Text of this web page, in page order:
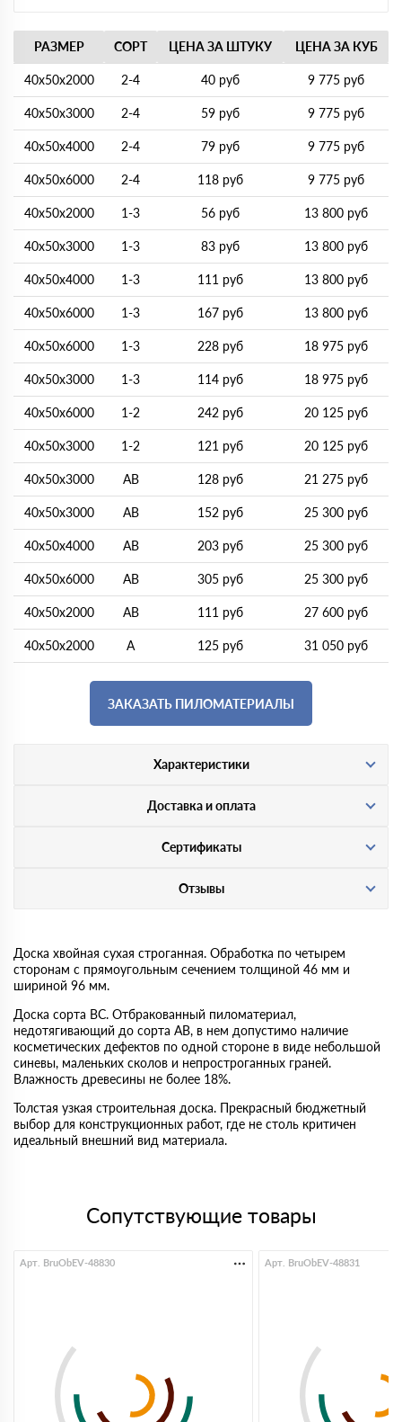
РАЗМЕР СОРТ ЦЕНА ЗА ШТУКУ ЦЕНА ЗА КУБ
40х50х2000 2-4 40 руб 9 775 руб
40х50х3000 2-4 59 руб 9 775 руб
40х50х4000 2-4 79 руб 9 775 руб
40х50х6000 2-4 118 руб 9 775 руб
40х50х2000 1-3 56 руб 13 800 руб
40х50х3000 1-3 83 руб 13 800 руб
40х50х4000 1-3 111 руб 13 800 руб
40х50х6000 1-3 167 руб 13 800 руб
40х50х6000 1-3 228 руб 18 975 руб
40х50х3000 1-3 114 руб 18 975 руб
40х50х6000 1-2 242 руб 20 125 руб
40х50х3000 1-2 121 руб 20 125 руб
40х50х3000 АВ 128 руб 21 275 руб
40х50х3000 AB 152 руб 25 300 руб
40х50х4000 AB 203 руб 25 300 руб
40х50х6000 AB 305 руб 25 300 руб
40х50х2000 AB 111 руб 27 600 руб
40х50х2000 A 125 руб 31 050 руб
ЗАКАЗАТЬ ПИЛОМАТЕРИАЛЫ
Характеристики
Доставка и оплата
Сертификаты
Отзывы
Доска хвойная сухая строганная. Обработка по четырем
сторонам с прямоугольным сечением толщиной 46 мм и
шириной 96 мм.
Доска сорта BC. Отбракованный пиломатериал,
недотягивающий до сорта AB, в нем допустимо наличие
косметических дефектов по одной стороне в виде небольшой
синевы, маленьких сколов и непростроганных граней.
Влажность древесины не более 18%.
Толстая узкая строительная доска. Прекрасный бюджетный
выбор для конструкционных работ, где не столь критичен
идеальный внешний вид материала.
Сопутствующие товары
Арт. BruObEV-48830 Арт. BruObEV-48831